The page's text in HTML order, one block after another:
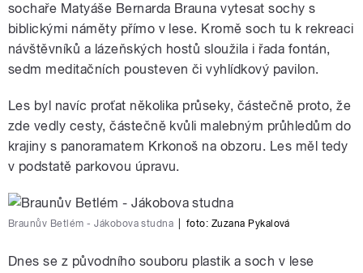
sochaře Matyáše Bernarda Brauna vytesat sochy s
biblickými náměty přímo v lese. Kromě soch tu k rekreaci
návštěvníků a lázeňských hostů sloužila i řada fontán,
sedm meditačních pousteven či vyhlídkový pavilon.
Les byl navíc proťat několika průseky, částečně proto, že
zde vedly cesty, částečně kvůli malebným průhledům do
krajiny s panoramatem Krkonoš na obzoru. Les měl tedy
v podstatě parkovou úpravu.
Braunův Betlém - Jákobova studna foto: Zuzana Pykalová
Dnes se z původního souboru plastik a soch v lese